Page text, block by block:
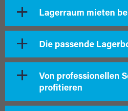
Lagerraum mieten
Die passende
Von professionellen
profitieren